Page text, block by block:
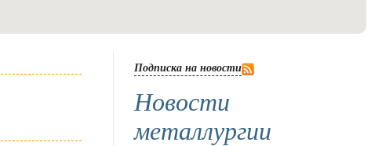
Подписка на новости
Новости
металлургии